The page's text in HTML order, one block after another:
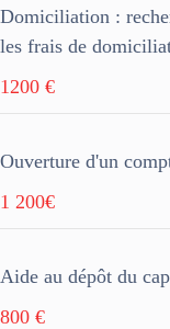
Domiciliation :
les frais de
1200 €
Ouverture d'un
1 200€
Aide au dépôt du
800 €